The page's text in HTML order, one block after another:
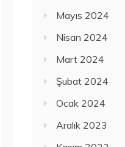
Mayıs 2024
Nisan 2024
Mart 2024
Şubat 2024
Ocak 2024
Aralık 2023